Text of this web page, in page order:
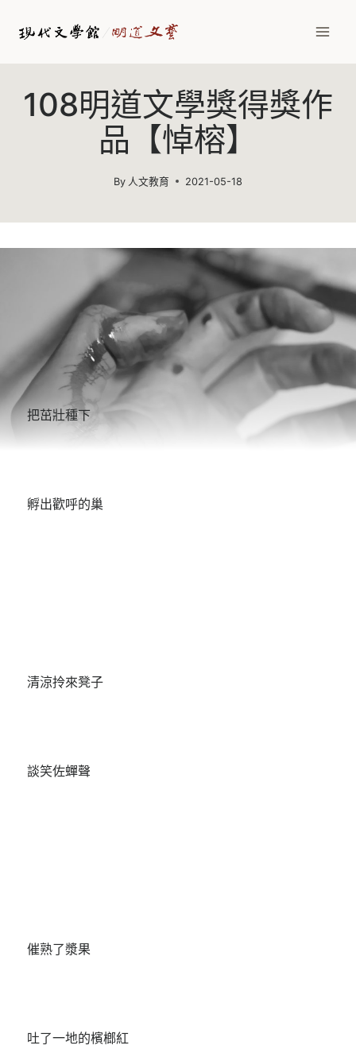
108明道文學獎得獎作
品【悼榕】
By 人文教育 2021-05-18
把茁壯種下
孵出歡呼的巢
清涼拎來凳子
談笑佐蟬聲
催熟了漿果
吐了一地的檳榔紅